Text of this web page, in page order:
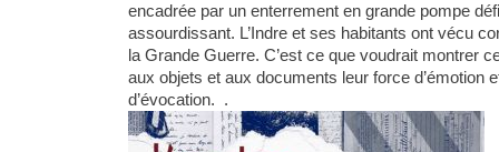
encadrée par un enterrement en grande pompe
assourdissant. L’Indre et ses habitants ont vécu
la Grande Guerre. C’est ce que voudrait montrer
aux objets et aux documents leur force d’émotion
d’évocation. .